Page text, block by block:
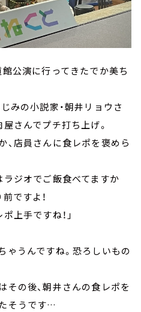
公演に行ってきたでか美ち
みの小説家・朝井リョウさ
さんでプチ打ち上げ。
、店員さんに食レポを褒めら
ラジオでご飯食べてますか
ですよ！
上手ですね！」
ゃうんですね。恐ろしいもの
その後、朝井さんの食レポを
そうです…